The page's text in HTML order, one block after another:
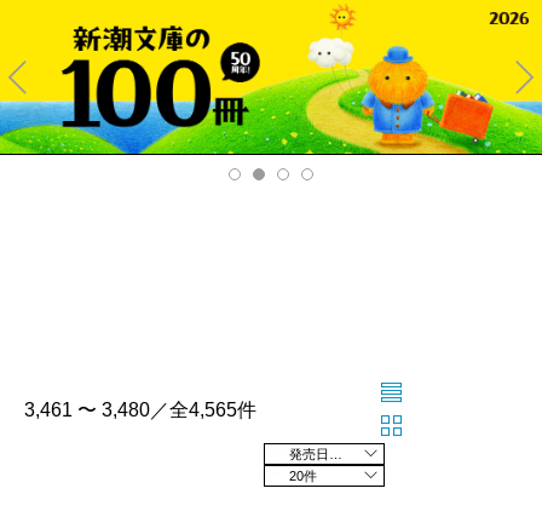
Pre
v
Ne
xt
3,461 〜 3,480／全4,565件
20件